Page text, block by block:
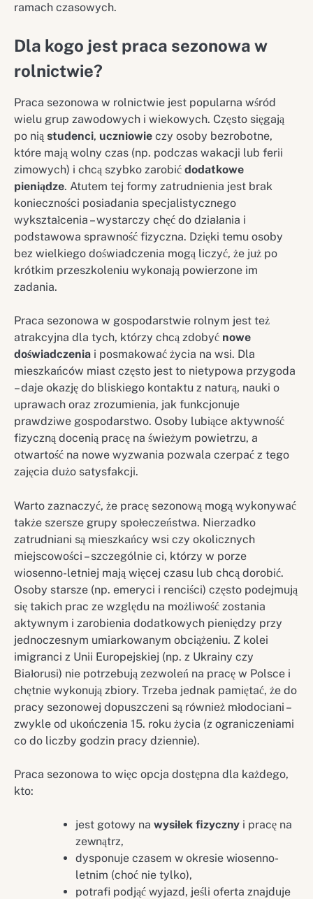
ramach czasowych.
Dla kogo jest praca sezonowa w
rolnictwie?
Praca sezonowa w rolnictwie jest popularna wśród
wielu grup zawodowych i wiekowych. Często sięgają
po nią studenci, uczniowie czy osoby bezrobotne,
które mają wolny czas (np. podczas wakacji lub ferii
zimowych) i chcą szybko zarobić dodatkowe
pieniądze. Atutem tej formy zatrudnienia jest brak
konieczności posiadania specjalistycznego
wykształcenia – wystarczy chęć do działania i
podstawowa sprawność fizyczna. Dzięki temu osoby
bez wielkiego doświadczenia mogą liczyć, że już po
krótkim przeszkoleniu wykonają powierzone im
zadania.
Praca sezonowa w gospodarstwie rolnym jest też
atrakcyjna dla tych, którzy chcą zdobyć nowe
doświadczenia i posmakować życia na wsi. Dla
mieszkańców miast często jest to nietypowa przygoda
– daje okazję do bliskiego kontaktu z naturą, nauki o
uprawach oraz zrozumienia, jak funkcjonuje
prawdziwe gospodarstwo. Osoby lubiące aktywność
fizyczną docenią pracę na świeżym powietrzu, a
otwartość na nowe wyzwania pozwala czerpać z tego
zajęcia dużo satysfakcji.
Warto zaznaczyć, że pracę sezonową mogą wykonywać
także szersze grupy społeczeństwa. Nierzadko
zatrudniani są mieszkańcy wsi czy okolicznych
miejscowości – szczególnie ci, którzy w porze
wiosenno-letniej mają więcej czasu lub chcą dorobić.
Osoby starsze (np. emeryci i renciści) często podejmują
się takich prac ze względu na możliwość zostania
aktywnym i zarobienia dodatkowych pieniędzy przy
jednoczesnym umiarkowanym obciążeniu. Z kolei
imigranci z Unii Europejskiej (np. z Ukrainy czy
Białorusi) nie potrzebują zezwoleń na pracę w Polsce i
chętnie wykonują zbiory. Trzeba jednak pamiętać, że do
pracy sezonowej dopuszczeni są również młodociani –
zwykle od ukończenia 15. roku życia (z ograniczeniami
co do liczby godzin pracy dziennie).
Praca sezonowa to więc opcja dostępna dla każdego,
kto:
jest gotowy na wysiłek fizyczny i pracę na
zewnątrz,
dysponuje czasem w okresie wiosenno-
letnim (choć nie tylko),
potrafi podjąć wyjazd, jeśli oferta znajduje